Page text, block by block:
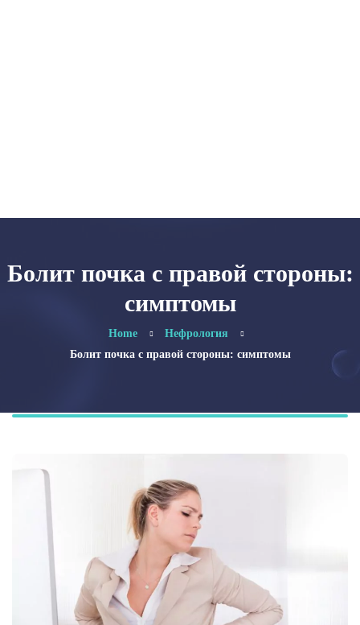
Болит почка с правой стороны:
симптомы
Home
Нефрология
Болит почка с правой стороны: симптомы